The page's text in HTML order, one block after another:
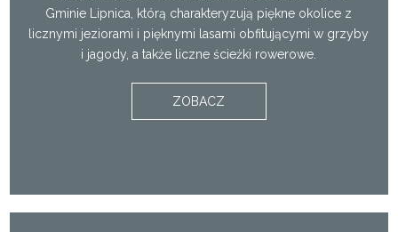
Gminie Lipnica, którą charakteryzują piękne okolice z
licznymi jeziorami i pięknymi lasami obfitującymi w grzyby
i jagody, a także liczne ścieżki rowerowe.
ZOBACZ